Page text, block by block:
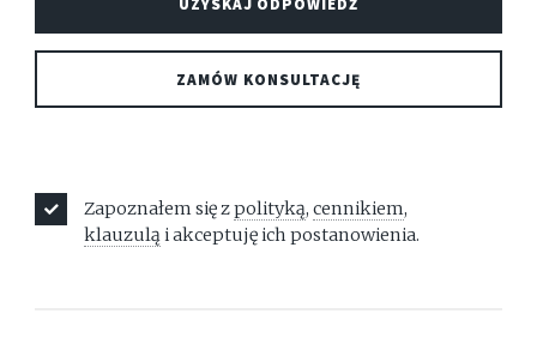
Zapoznałem się zpolityką,cennikiem,
klauzuląi akceptuję ich postanowienia.